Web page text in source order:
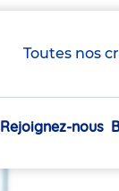
Toutes nos
Navigation
Rejoignez-nous